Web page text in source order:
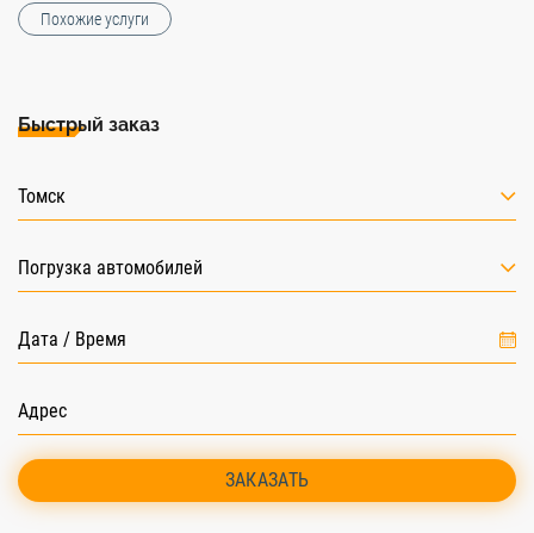
Похожие услуги
Быстрый заказ
Томск
Погрузка автомобилей
ЗАКАЗАТЬ